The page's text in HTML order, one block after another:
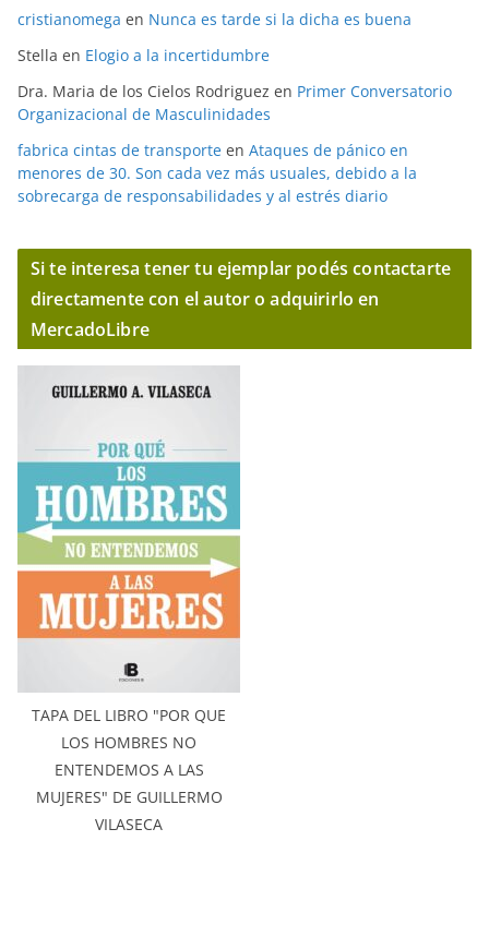
cristianomega en Nunca es tarde si la dicha es buena
Stella en Elogio a la incertidumbre
Dra. Maria de los Cielos Rodriguez en Primer Conversatorio
Organizacional de Masculinidades
fabrica cintas de transporte en Ataques de pánico en
menores de 30. Son cada vez más usuales, debido a la
sobrecarga de responsabilidades y al estrés diario
Si te interesa tener tu ejemplar podés contactarte
directamente con el autor o adquirirlo en
MercadoLibre
TAPA DEL LIBRO "POR QUE
LOS HOMBRES NO
ENTENDEMOS A LAS
MUJERES" DE GUILLERMO
VILASECA